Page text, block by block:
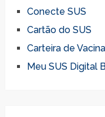
Conecte SUS
Cartão do SUS
Carteira de
Meu SUS Digital